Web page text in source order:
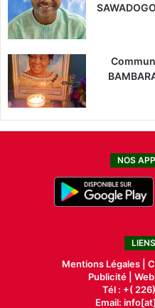
NOS
Mentions Légales |
Publicité|
Tél : +(
Email: